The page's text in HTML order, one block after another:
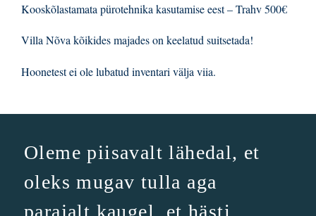
Kooskõlastamata pürotehnika kasutamise eest – Trahv 500€
Villa Nõva kõikides majades on keelatud suitsetada!
Hoonetest ei ole lubatud inventari välja viia.
Oleme piisavalt lähedal, et
oleks mugav tulla aga
parajalt kaugel, et hästi